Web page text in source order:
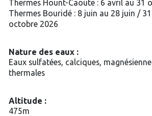
Thermes Hount-Caoute : 6 avril au 31
Thermes Bouridé : 8 juin au 28 juin /
octobre 2026
Nature des eaux :
Eaux sulfatées, calciques,
thermales
Altitude :
475m